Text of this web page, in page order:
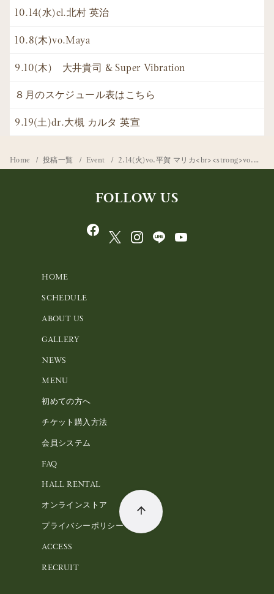
10.14(水)cl.北村 英治
10.8(木)vo.Maya
9.10(木) 大井貴司 & Super Vibration
８月のスケジュール表はこちら
9.19(土)dr.大槻 カルタ 英宣
Home 投稿一覧 Event 2.14(火)vo.平賀 マリカ<br><strong>vo.斉田 佳子</strong>
FOLLOW US
HOME
SCHEDULE
ABOUT US
GALLERY
NEWS
MENU
初めての方へ
チケット購入方法
会員システム
FAQ
HALL RENTAL
オンラインストア
プライバシーポリシー
ACCESS
RECRUIT